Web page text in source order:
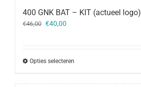
400 GNK BAT – KIT (actueel logo)
€46,00 Oorspronkelijke
€40,00
Opties selecteren